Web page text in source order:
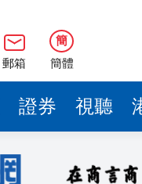
郵箱
簡
簡體
證券 視聽